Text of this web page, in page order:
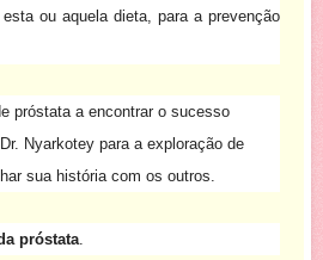
ou aquela dieta, para a prevenção
próstata a encontrar o sucesso
Nyarkotey para a exploração de
sua história com os outros.
próstata